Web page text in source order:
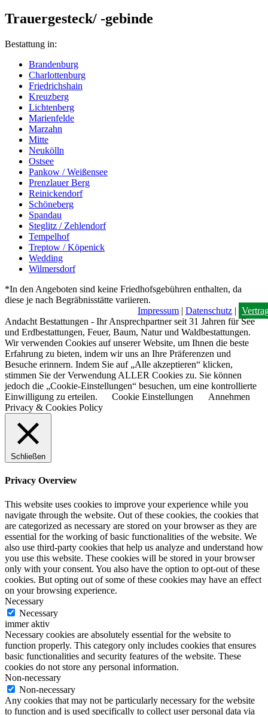
Trauergesteck/ -gebinde
Bestattung in:
Brandenburg
Charlottenburg
Friedrichshain
Kreuzberg
Lichtenberg
Marienfelde
Marzahn
Mitte
Neukölln
Ostsee
Pankow / Weißensee
Prenzlauer Berg
Reinickendorf
Schöneberg
Spandau
Steglitz / Zehlendorf
Tempelhof
Treptow / Köpenick
Wedding
Wilmersdorf
*In den Angeboten sind keine Friedhofsgebühren enthalten, da
diese je nach Begräbnisstätte variieren.
Impressum | Datenschutz |
Andacht Bestattungen - Ihr Ansprechpartner seit 31 Jahren für See
und Erdbestattungen, Feuer, Baum, Natur und Waldbestattungen.
Wir verwenden Cookies auf unserer Website, um Ihnen die beste
Erfahrung zu bieten, indem wir uns an Ihre Präferenzen und
Besuche erinnern. Indem Sie auf „Alle akzeptieren“ klicken,
stimmen Sie der Verwendung ALLER Cookies zu. Sie können
jedoch die „Cookie-Einstellungen“ besuchen, um eine kontrollierte
Einwilligung zu erteilen.
Cookie Einstellungen
Annehmen
Privacy & Cookies Policy
Schließen
Privacy Overview
This website uses cookies to improve your experience while you
navigate through the website. Out of these cookies, the cookies that
are categorized as necessary are stored on your browser as they are
essential for the working of basic functionalities of the website. We
also use third-party cookies that help us analyze and understand how
you use this website. These cookies will be stored in your browser
only with your consent. You also have the option to opt-out of these
cookies. But opting out of some of these cookies may have an effect
on your browsing experience.
Necessary
Necessary
immer aktiv
Necessary cookies are absolutely essential for the website to
function properly. This category only includes cookies that ensures
basic functionalities and security features of the website. These
cookies do not store any personal information.
Non-necessary
Non-necessary
Any cookies that may not be particularly necessary for the website
to function and is used specifically to collect user personal data via